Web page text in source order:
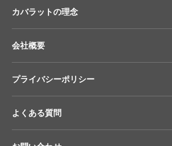
カバラットの理念
会社概要
プライバシーポリシー
よくある質問